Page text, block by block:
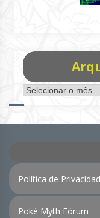
Arquivo
de
Política de
Poké Myth Fórum